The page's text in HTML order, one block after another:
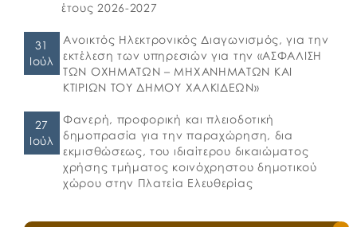
έτους 2026-2027
31
Ιούλ
Ανοικτός Ηλεκτρονικός Διαγωνισμός, για την
εκτέλεση των υπηρεσιών για την «ΑΣΦΑΛΙΣΗ
ΤΩΝ ΟΧΗΜΑΤΩΝ – ΜΗΧΑΝΗΜΑΤΩΝ ΚΑΙ
ΚΤΙΡΙΩΝ ΤΟΥ ΔΗΜΟΥ ΧΑΛΚΙΔΕΩΝ»
27
Ιούλ
Φανερή, προφορική και πλειοδοτική
δημοπρασία για την παραχώρηση, δια
εκμισθώσεως, του ιδιαίτερου δικαιώματος
χρήσης τμήματος κοινόχρηστου δημοτικού
χώρου στην Πλατεία Ελευθερίας